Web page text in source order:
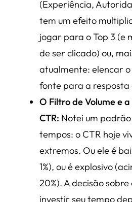
(Experiência,
tem um efeito
jogar para o Top 3 (e
de ser clicado) ou,
atualmente: elencar o
fonte para a resposta
O Filtro de Volume e
CTR: Notei um
tempos: o CTR hoje
extremos. Ou ele é
1%), ou é explosivo
20%). A decisão
investir seu tempo